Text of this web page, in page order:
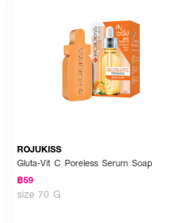
ROJUKISS
Gluta-Vit C Poreless Serum Soap
฿59
size 70 G